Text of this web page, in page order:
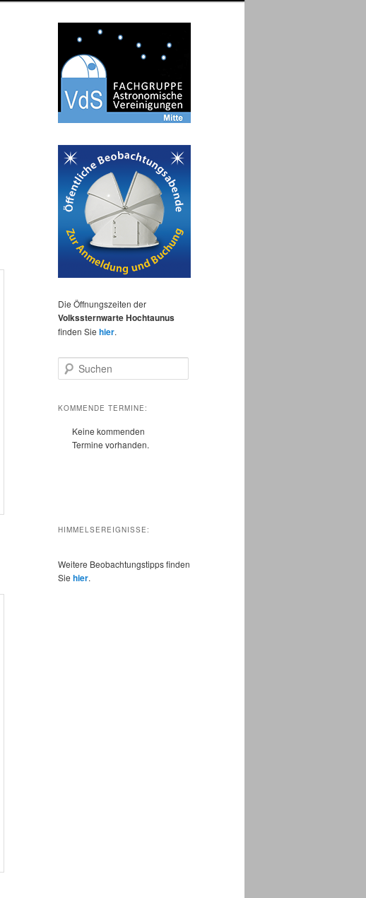
Die Öffnungszeiten der
Volkssternwarte Hochtaunus
finden Sie hier.
u
h
KOMMENDE TERMINE:
Keine kommenden
Termine vorhanden.
HIMMELSEREIGNISSE:
Weitere Beobachtungstipps finden
Sie hier.